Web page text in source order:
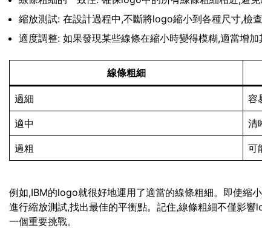
縮放測試: 在設計過程中,不斷將logo縮小到各種尺寸,檢
適度調整: 如果發現某些線條在縮小時變得模糊,適當增加
線條粗細
過細 容
適中 清
過粗 可
例如,IBM的logo就很好地運用了適當的線條粗細。即使縮
進行縮放測試,找出最佳的平衡點。記住,線條粗細不僅影
一個重要挑戰。